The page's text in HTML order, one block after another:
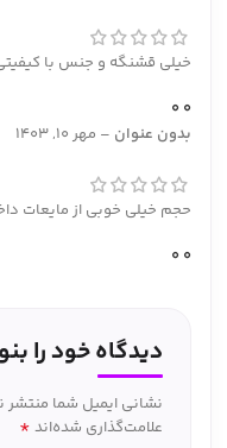
خیلی قشنگه و جنس با
0
0
بدون عنوان – مهر 10, 1403
حجم خیلی خوبی از مایعات
0
0
دیدگاه خود را
نشانی ایمیل شما
علامت‌گذاری شده‌اند *